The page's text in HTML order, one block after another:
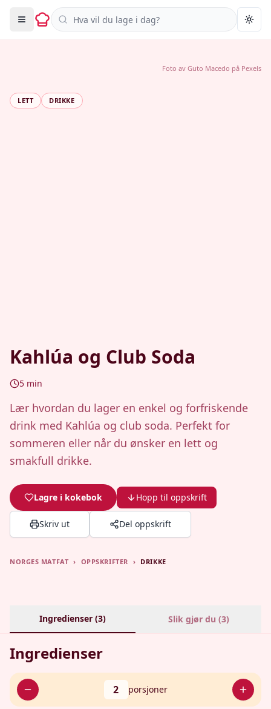
Søk i oppskrifter
LETT DRIKKE
Kahlúa og Club Soda
5 min
Lær hvordan du lager en enkel og forfriskende
drink med Kahlúa og club soda. Perfekt for
sommeren eller når du ønsker en lett og
smakfull drikke.
Lagre i kokebok Hopp til oppskrift
Skriv ut Del oppskrift
Foto av Guto Macedo på Pexels
NORGES MATFAT › OPPSKRIFTER › DRIKKE
Ingredienser (3) Slik gjør du (3)
Ingredienser
2 porsjoner